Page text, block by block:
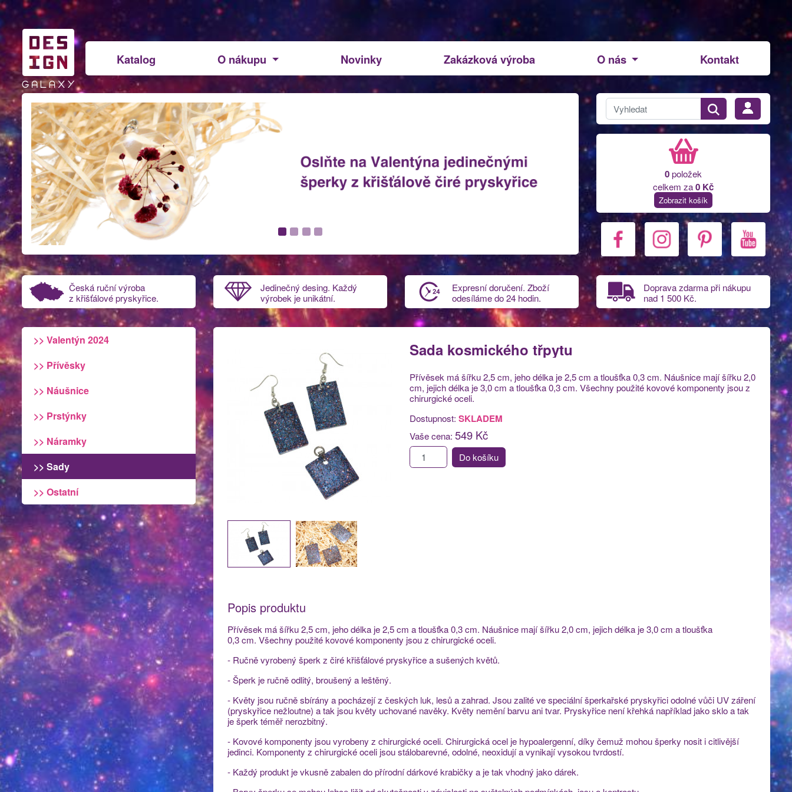
Katalog O nákupu Novinky Zakázková výroba O nás Kontakt
0položek
celkem za0 Kč
Zobrazit košík
Česká ruční výroba
z křišťálové pryskyřice.
Jedinečný desing. Každý
výrobek je unikátní.
Expresní doručení. Zboží
odesíláme do 24 hodin.
Doprava zdarma při nákupu
nad 1 500 Kč.
>> Valentýn 2024
>> Přívěsky
>> Náušnice
>> Prstýnky
>> Náramky
>> Sady
>> Ostatní
Sada kosmického třpytu
Přívěsek má šířku 2,5 cm, jeho délka je 2,5 cm a tloušťka 0,3 cm. Náušnice mají šířku 2,0
cm, jejich délka je 3,0 cm a tloušťka 0,3 cm. Všechny použité kovové komponenty jsou z
chirurgické oceli.
Dostupnost: SKLADEM
Vaše cena: 549 Kč
Do košíku
Popis produktu
Přívěsek má šířku 2,5 cm, jeho délka je 2,5 cm a tloušťka 0,3 cm. Náušnice mají šířku 2,0 cm, jejich délka je 3,0 cm a tloušťka
0,3 cm. Všechny použité kovové komponenty jsou z chirurgické oceli.
- Ručně vyrobený šperk z čiré křišťálové pryskyřice a sušených květů.
- Šperk je ručně odlitý, broušený a leštěný.
- Květy jsou ručně sbírány a pocházejí z českých luk, lesů a zahrad. Jsou zalité ve speciální šperkařské pryskyřici odolné vůči UV záření
(pryskyřice nežloutne) a tak jsou květy uchované navěky. Květy nemění barvu ani tvar. Pryskyřice není křehká například jako sklo a tak
je šperk téměř nerozbitný.
- Kovové komponenty jsou vyrobeny z chirurgické oceli. Chirurgická ocel je hypoalergenní, díky čemuž mohou šperky nosit i citlivější
jedinci. Komponenty z chirurgické oceli jsou stálobarevné, odolné, neoxidují a vynikají vysokou tvrdostí.
- Každý produkt je vkusně zabalen do přírodní dárkové krabičky a je tak vhodný jako dárek.